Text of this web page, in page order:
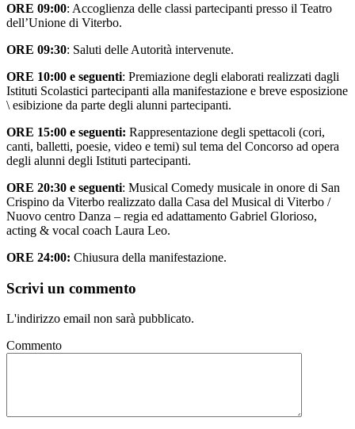
ORE 09:00: Accoglienza delle classi partecipanti presso il Teatro
dell’Unione di Viterbo.
ORE 09:30: Saluti delle Autorità intervenute.
ORE 10:00 e seguenti: Premiazione degli elaborati realizzati dagli
Istituti Scolastici partecipanti alla manifestazione e breve esposizione
\ esibizione da parte degli alunni partecipanti.
ORE 15:00 e seguenti: Rappresentazione degli spettacoli (cori,
canti, balletti, poesie, video e temi) sul tema del Concorso ad opera
degli alunni degli Istituti partecipanti.
ORE 20:30 e seguenti: Musical Comedy musicale in onore di San
Crispino da Viterbo realizzato dalla Casa del Musical di Viterbo /
Nuovo centro Danza – regia ed adattamento Gabriel Glorioso,
acting & vocal coach Laura Leo.
ORE 24:00: Chiusura della manifestazione.
Scrivi un commento
L'indirizzo email non sarà pubblicato.
Commento